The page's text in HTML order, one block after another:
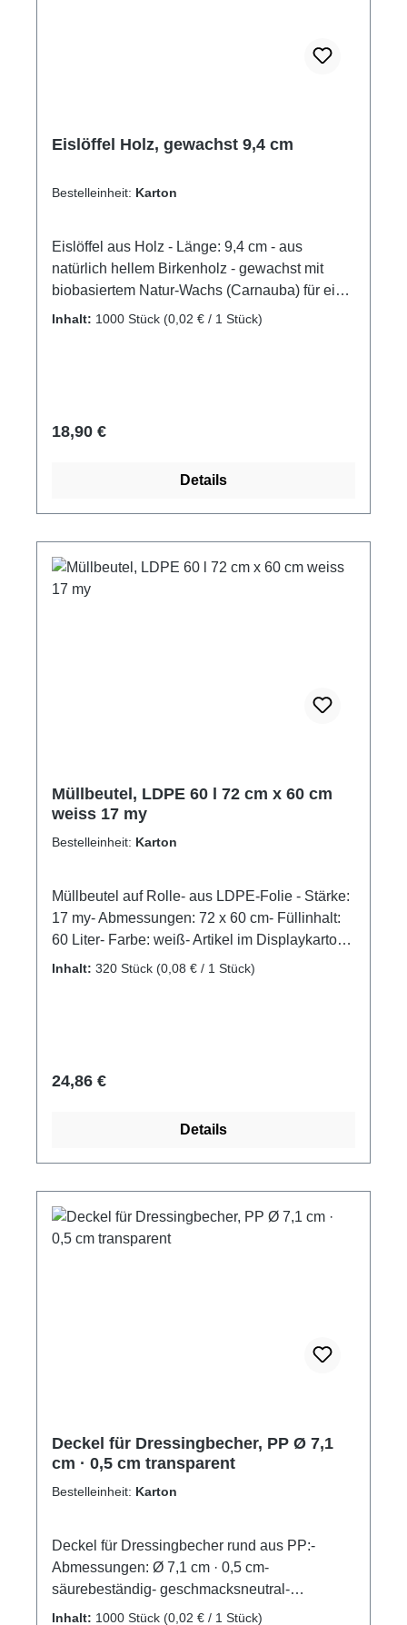
Eislöffel Holz, gewachst 9,4 cm
Bestelleinheit: Karton
Eislöffel aus Holz - Länge: 9,4 cm - aus
natürlich hellem Birkenholz - gewachst mit
biobasiertem Natur-Wachs (Carnauba) für ein
angenehmes Mundgefühl -
Inhalt: 1000 Stück (0,02 € / 1 Stück)
Regulärer Preis:
18,90 €
Details
Müllbeutel, LDPE 60 l 72 cm x 60 cm
weiss 17 my
Bestelleinheit: Karton
Müllbeutel auf Rolle- aus LDPE-Folie - Stärke:
17 my- Abmessungen: 72 x 60 cm- Füllinhalt:
60 Liter- Farbe: weiß- Artikel im Displaykarton
mit Stülpdeckel
Inhalt: 320 Stück (0,08 € / 1 Stück)
Regulärer Preis:
24,86 €
Details
Deckel für Dressingbecher, PP Ø 7,1
cm · 0,5 cm transparent
Bestelleinheit: Karton
Deckel für Dressingbecher rund aus PP:-
Abmessungen: Ø 7,1 cm · 0,5 cm-
säurebeständig- geschmacksneutral-
temperaturgeeignet bis 110 ºC- Schalen sind
Inhalt: 1000 Stück (0,02 € / 1 Stück)